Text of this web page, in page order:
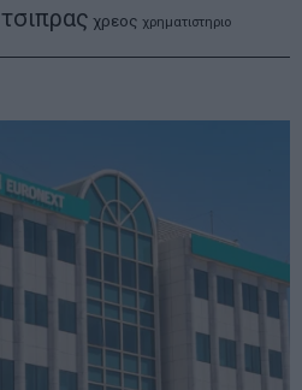
τσιπρας χρεος χρηματιστηριο